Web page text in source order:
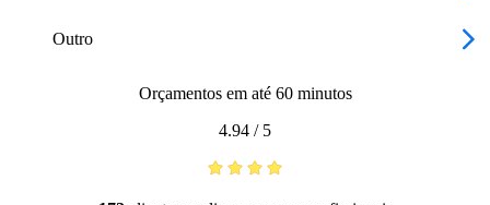
Outro
Orçamentos em até 60 minutos
4.94 / 5